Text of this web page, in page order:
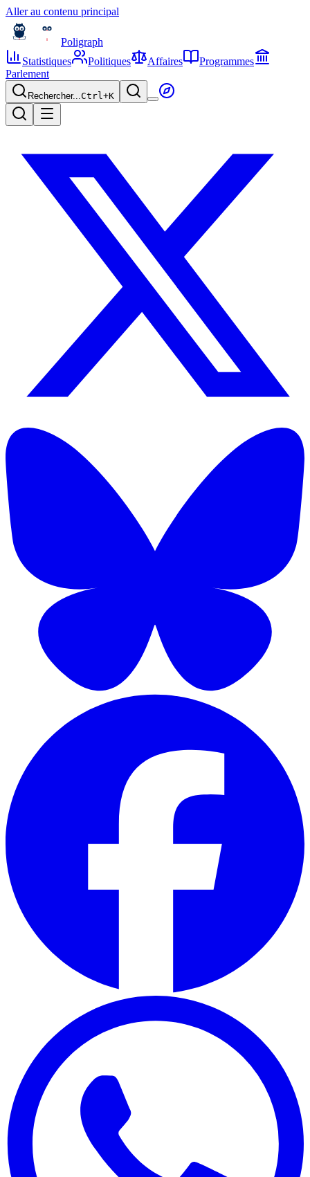
Aller au contenu principal
Poligraph
Statistiques
Politiques Affaires
Programmes
Parlement
Rechercher...Ctrl+K